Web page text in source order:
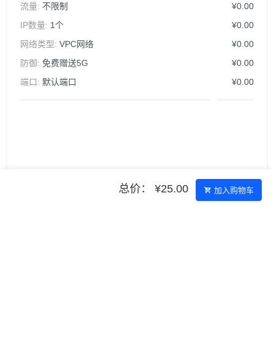
流量: 不限制
¥0.00
IP数量: 1个
¥0.00
网络类型: VPC网络
¥0.00
防御: 免费赠送5G
¥0.00
端口: 默认端口 ¥0.00
总价： ¥25.00 加入购物车